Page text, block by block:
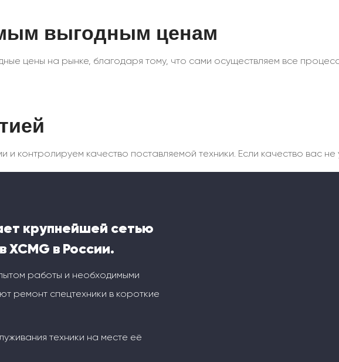
выгодным ценам
цены на рынке, благодаря тому, что сами осуществляем все
контролируем качество поставляемой техники. Если качество вас не
крупнейшей сетью
в России.
работы и необходимыми
ремонт спецтехники в короткие
техники на месте её